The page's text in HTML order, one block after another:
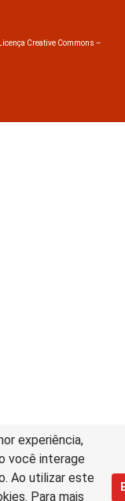
experiência,
você interage
Ao utilizar este
Para mais
Creative Commons –